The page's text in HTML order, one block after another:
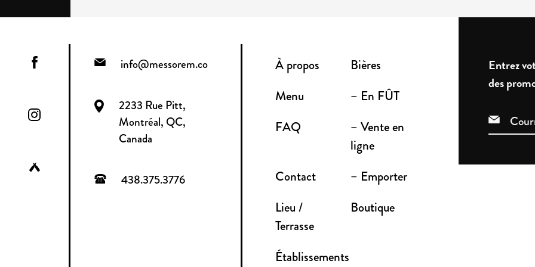
info@messorem.co
2233 Rue Pitt,
Montréal, QC,
Canada
438.375.3776
À propos
Bières
Menu
– En FÛT
FAQ
– Vente en
ligne
Contact
– Emporter
Lieu /
Terrasse
Boutique
Établissements
Entrez
des